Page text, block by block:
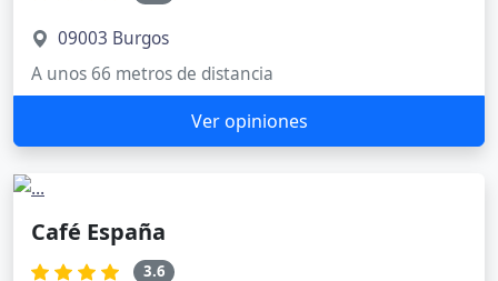
09003 Burgos
A unos 66 metros de distancia
Ver opiniones
Café España
3.6